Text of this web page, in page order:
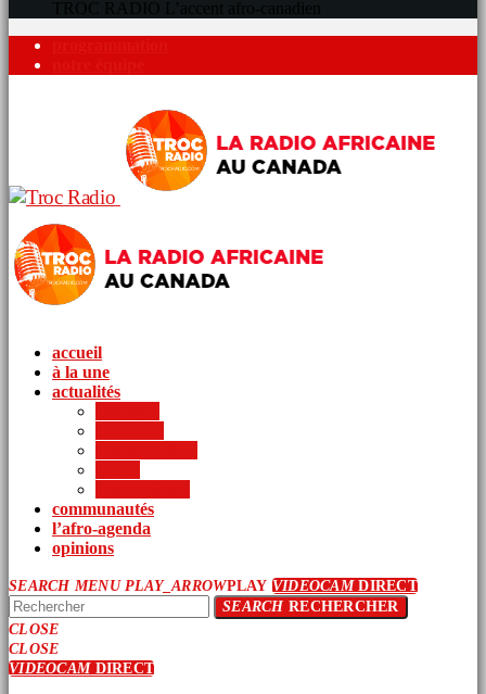
accueil
à la une
actualités
communautés
l’afro-agenda
opinions
SEARCH MENU PLAY_ARROWPLAY VIDEOCAMDIRECT
SEARCHRECHERCHER
CLOSE
CLOSE
VIDEOCAMDIRECT